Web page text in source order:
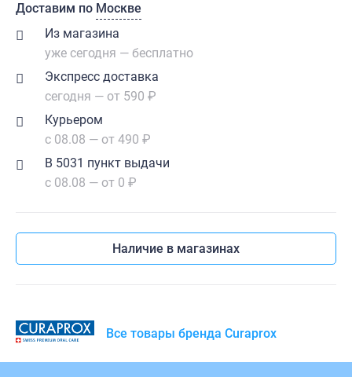
Доставим по Москве
Из магазина
уже сегодня — бесплатно
Экспресс доставка
сегодня — от 590 ₽
Курьером
с 08.08 — от 490 ₽
В 5031 пункт выдачи
с 08.08 — от 0 ₽
Наличие в магазинах
Все товары бренда Curaprox